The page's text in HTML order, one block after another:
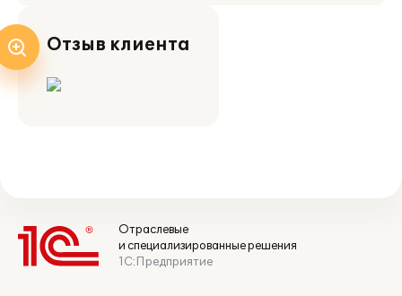
Отзыв клиента
Отраслевые
и специализированные решения
1С:Предприятие